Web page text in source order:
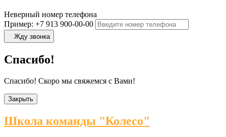
Неверный номер телефона
Пример: +7 913 900-00-00
Жду звонка
Спасибо!
Спасибо! Скоро мы свяжемся с Вами!
Закрыть
Школа команды "Колесо"